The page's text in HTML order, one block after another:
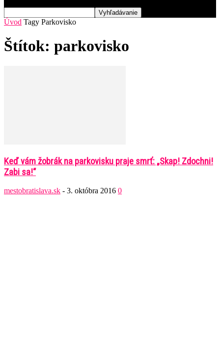
Úvod Tagy Parkovisko
Štítok: parkovisko
Keď vám žobrák na parkovisku praje smrť: „Skap! Zdochni!
Zabi sa!“
mestobratislava.sk - 3. októbra 2016 0